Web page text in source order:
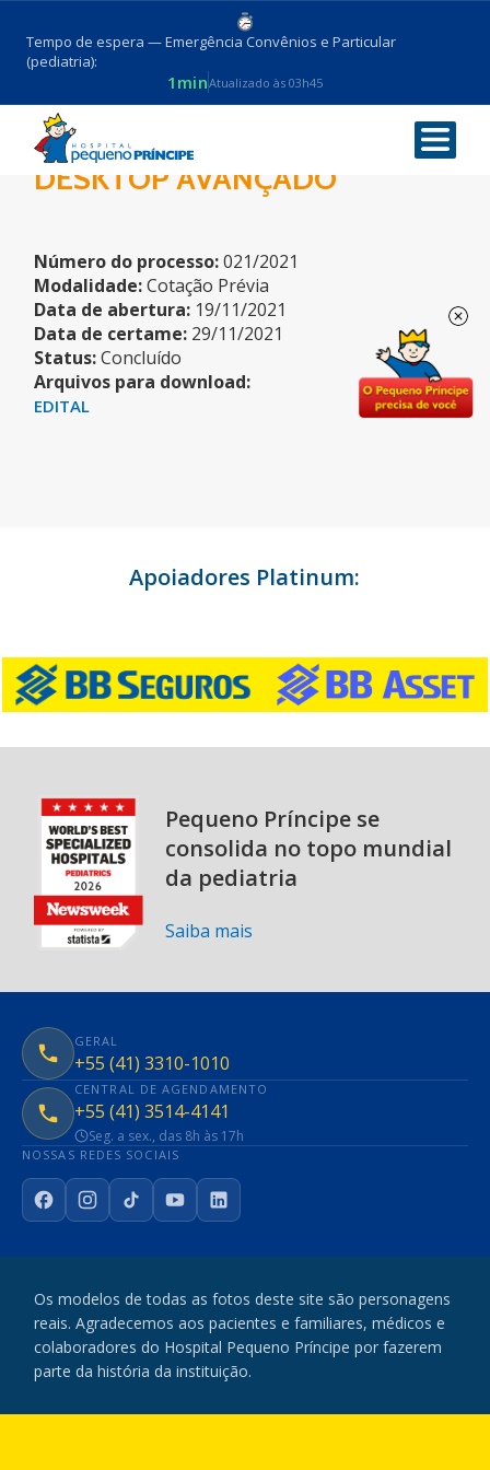
Tempo de espera — Emergência Convênios e Particular
(pediatria):
1minAtualizado às 03h45
COMPUTADOR COM
DESKTOP AVANÇADO
Número do processo:021/2021
Modalidade:Cotação Prévia
Data de abertura: 19/11/2021
Data de certame: 29/11/2021
Status:Concluído
Arquivos para download:
EDITAL
Apoiadores Platinum:
Pequeno Príncipe se
consolida no topo mundial
da pediatria
Saiba mais
GERAL
+55 (41) 3310-1010
CENTRAL DE AGENDAMENTO
+55 (41) 3514-4141
Seg. a sex., das 8h às 17h
NOSSAS REDES SOCIAIS
FacebookInstagram
TikTokYouTubeLinkedIn
Os modelos de todas as fotos deste site são personagens
reais. Agradecemos aos pacientes e familiares, médicos e
colaboradores do Hospital Pequeno Príncipe por fazerem
parte da história da instituição.